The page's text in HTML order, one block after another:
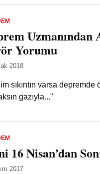
Uzmanından
Yorumu
2018
sıkıntın varsa
gazıyla..."
16 Nisan’dan
2017